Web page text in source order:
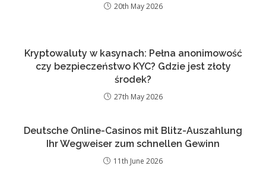
20th May 2026
Kryptowaluty w kasynach: Pełna anonimowość
czy bezpieczeństwo KYC? Gdzie jest złoty
środek?
27th May 2026
Deutsche Online-Casinos mit Blitz-Auszahlung
Ihr Wegweiser zum schnellen Gewinn
11th June 2026